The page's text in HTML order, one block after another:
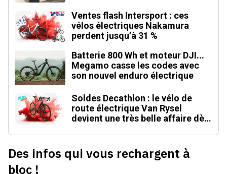
Ventes flash Intersport : ces
vélos électriques Nakamura
perdent jusqu’à 31 %
Batterie 800 Wh et moteur DJI...
Megamo casse les codes avec
son nouvel enduro électrique
Soldes Decathlon : le vélo de
route électrique Van Rysel
devient une très belle affaire dès
Des infos qui vous rechargent à
bloc !